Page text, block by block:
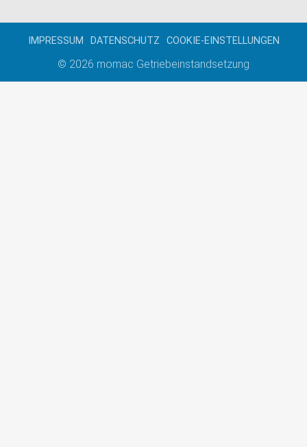
IMPRESSUM DATENSCHUTZ COOKIE-EINSTELLUNGEN
© 2026 momac Getriebeinstandsetzung